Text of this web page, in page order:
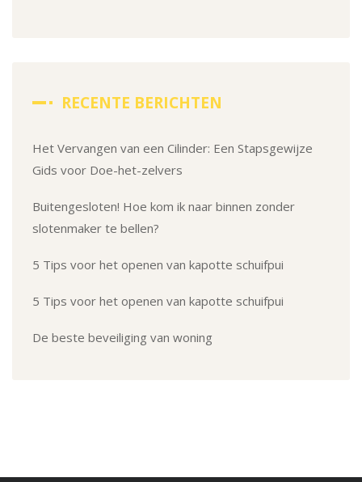
RECENTE BERICHTEN
Het Vervangen van een Cilinder: Een Stapsgewijze
Gids voor Doe-het-zelvers
Buitengesloten! Hoe kom ik naar binnen zonder
slotenmaker te bellen?
5 Tips voor het openen van kapotte schuifpui
5 Tips voor het openen van kapotte schuifpui
De beste beveiliging van woning